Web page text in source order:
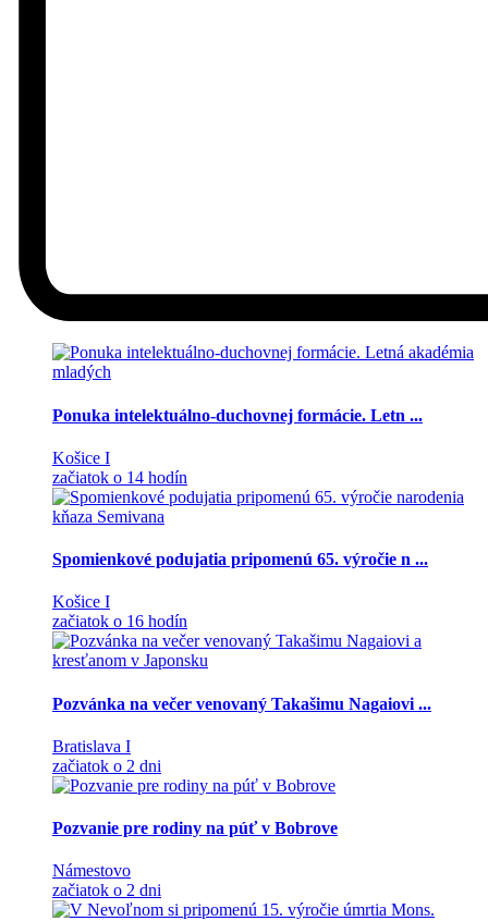
Ponuka intelektuálno-duchovnej formácie. Letn ...
Košice I
začiatok o 14 hodín
Spomienkové podujatia pripomenú 65. výročie n ...
Košice I
začiatok o 16 hodín
Pozvánka na večer venovaný Takašimu Nagaiovi ...
Bratislava I
začiatok o 2 dni
Pozvanie pre rodiny na púť v Bobrove
Námestovo
začiatok o 2 dni